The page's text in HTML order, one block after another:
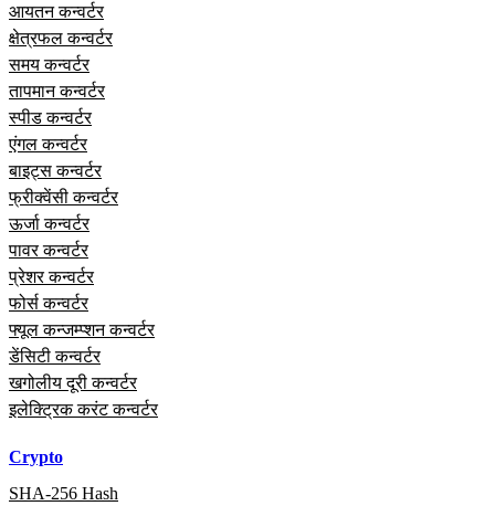
आयतन कन्वर्टर
क्षेत्रफल कन्वर्टर
समय कन्वर्टर
तापमान कन्वर्टर
स्पीड कन्वर्टर
एंगल कन्वर्टर
बाइट्स कन्वर्टर
फ्रीक्वेंसी कन्वर्टर
ऊर्जा कन्वर्टर
पावर कन्वर्टर
प्रेशर कन्वर्टर
फोर्स कन्वर्टर
फ्यूल कन्जम्प्शन कन्वर्टर
डेंसिटी कन्वर्टर
खगोलीय दूरी कन्वर्टर
इलेक्ट्रिक करंट कन्वर्टर
Crypto
SHA-256 Hash